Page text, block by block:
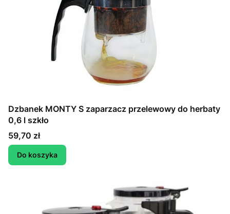
Dzbanek MONTY S zaparzacz przelewowy do herbaty
0,6 l szkło
Cena
59,70 zł
Do koszyka